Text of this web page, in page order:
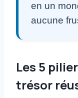
en un
aucune
Les 5
trésor